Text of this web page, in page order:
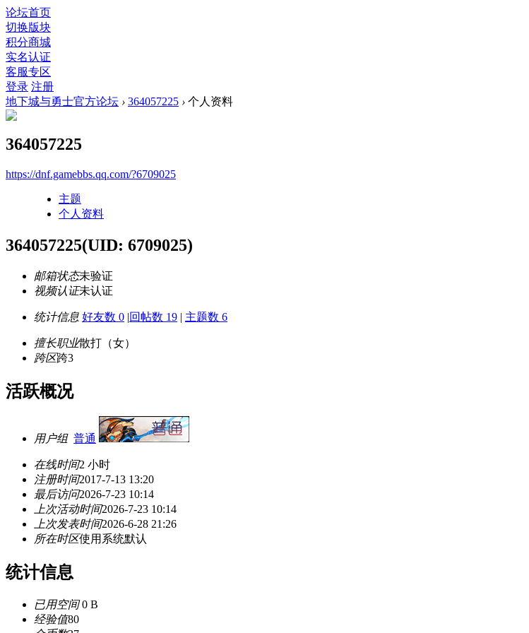
论坛首页
切换版块
积分商城
实名认证
客服专区
登录 注册
地下城与勇士官方论坛 › 364057225 › 个人资料
364057225
https://dnf.gamebbs.qq.com/?6709025
主题
个人资料
364057225(UID: 6709025)
邮箱状态未验证
视频认证未认证
统计信息 好友数 0 |回帖数 19 | 主题数 6
擅长职业散打（女）
跨区跨3
活跃概况
用户组 普通
在线时间2 小时
注册时间2017-7-13 13:20
最后访问2026-7-23 10:14
上次活动时间2026-7-23 10:14
上次发表时间2026-6-28 21:26
所在时区使用系统默认
统计信息
已用空间0 B
经验值80